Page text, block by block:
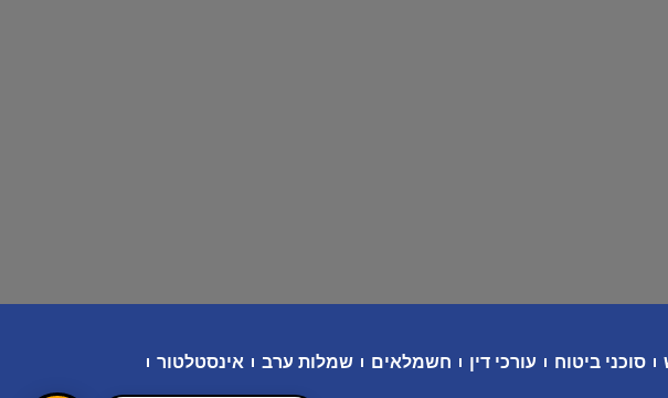
סוכני ביטוח עורכי דין חשמלאים שמלות ערב
אינסטלטור